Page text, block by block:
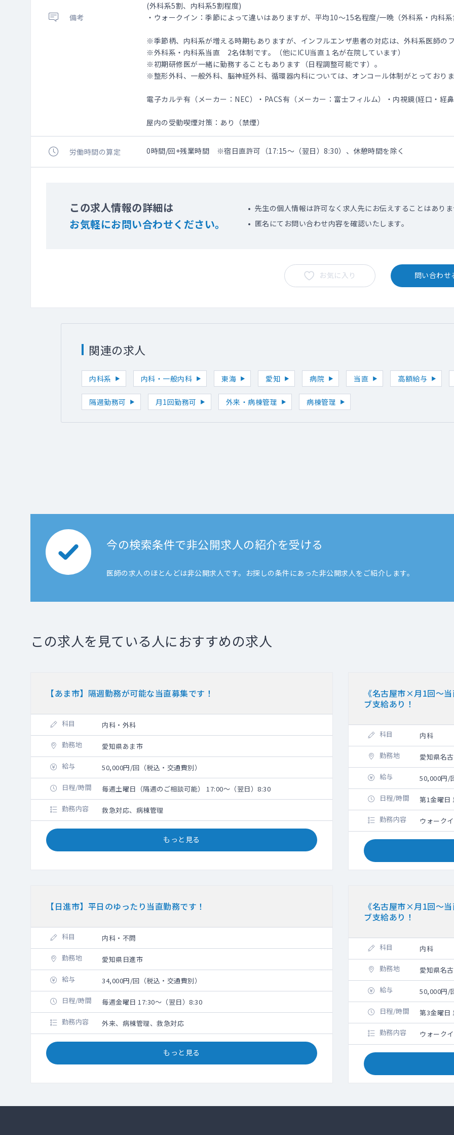
備考
(外科系5割、内科系5割程度)
・ウォークイン：季節によって違いはありますが、平均10～15名程度/一晩（外科系・内科系
※季節柄、内科系が増える時期もありますが、インフルエンザ患者の対応は、外科系医師のフ
※外科系・内科系当直 2名体制です。（他にICU当直１名が在院しています）
※初期研修医が一緒に勤務することもあります（日程調整可能です）。
※整形外科、一般外科、脳神経外科、循環器内科については、オンコール体制がとっておりま
電子カルテ有（メーカー：NEC）・PACS有（メーカー：富士フィルム）・内視鏡(経口・経
屋内の受動喫煙対策：あり（禁煙）
労働時間の算定 0時間/回+残業時間 ※宿日直許可（17:15～（翌日）8:30）、休憩時間を除く
この求人情報の詳細は
お気軽にお問い合わせください。
先生の個人情報は許可なく求人先にお伝えすることはありま
匿名にてお問い合わせ内容を確認いたします。
お気に入り 問い合わせ
関連の求人
内科系 内科・一般内科 東海 愛知 病院 当直 高額給与
隔週勤務可 月1回勤務可 外来・病棟管理 病棟管理
今の検索条件で非公開求人の紹介を受ける
医師の求人のほとんどは非公開求人です。お探しの条件にあった非公開求人をご紹介します。
この求人を見ている人におすすめの求人
【あま市】隔週勤務が可能な当直募集です！
科目 内科・外科
勤務地 愛知県あま市
給与 50,000円/回（税込・交通費別）
日程/時間 毎週土曜日（隔週のご相談可能） 17:00～（翌日）8:30
勤務内容 救急対応、病棟管理
もっと見る
《名古屋市×月1回～
ブ支給あり！
科目 内科
勤務地 愛知県名
給与 50,000円/
日程/時間 第1金曜日
勤務内容 ウォーク
【日進市】平日のゆったり当直勤務です！
科目 内科・不問
勤務地 愛知県日進市
給与 34,000円/回（税込・交通費別）
日程/時間 毎週金曜日 17:30～（翌日）8:30
勤務内容 外来、病棟管理、救急対応
もっと見る
《名古屋市×月1回～
ブ支給あり！
科目 内科
勤務地 愛知県名
給与 50,000円/
日程/時間 第3金曜日
勤務内容 ウォーク